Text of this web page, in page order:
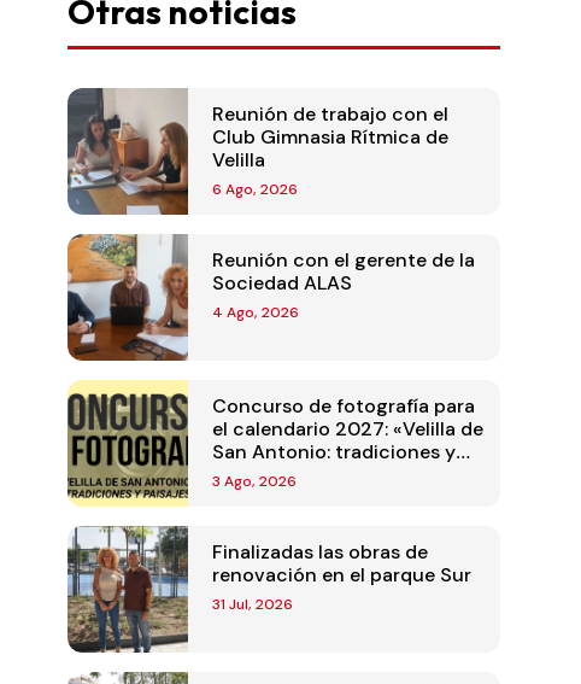
Otras noticias
Reunión de trabajo con el
Club Gimnasia Rítmica de
Velilla
6 Ago, 2026
Reunión con el gerente de la
Sociedad ALAS
4 Ago, 2026
Concurso de fotografía para
el calendario 2027: «Velilla de
San Antonio: tradiciones y
paisajes»
3 Ago, 2026
Finalizadas las obras de
renovación en el parque Sur
31 Jul, 2026